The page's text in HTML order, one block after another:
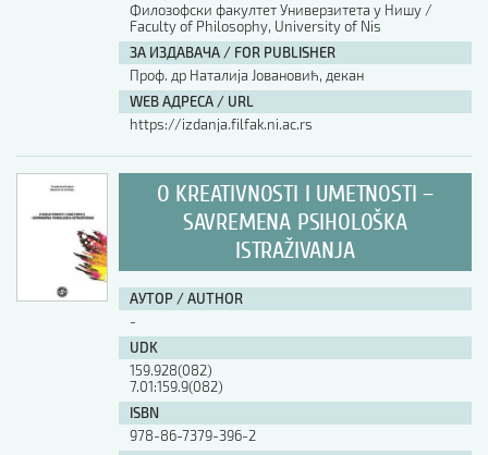
Филозофски факултет Универзитета у Нишу /
Faculty of Philosophy, University of Nis
ЗА ИЗДАВАЧА / FOR PUBLISHER
Проф. др Наталија Јовановић, декан
WEB АДРЕСА / URL
https://izdanja.filfak.ni.ac.rs
O KREATIVNOSTI I UMETNOSTI –
SAVREMENA PSIHOLOŠKA
ISTRAŽIVANJA
АУТОР / AUTHOR
-
UDK
159.928(082)
7.01:159.9(082)
ISBN
978-86-7379-396-2